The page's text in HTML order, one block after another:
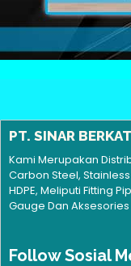
PT. SINAR
Kami Merupakan
Carbon Steel,
HDPE, Meliputi Fitting
Gauge Dan Aksesories
Follow Sosial